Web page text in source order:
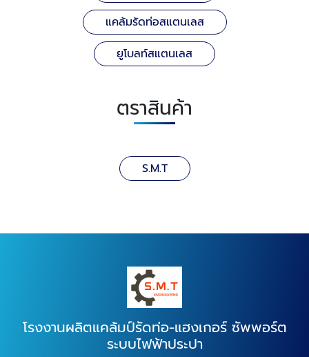
แคล้มรัดท่อสแตนเลส
ยูโบลท์สแตนเลส
ตราสินค้า
S.M.T
โรงงานผลิตแคล้มป์รัดท่อ-แฮงเกอร์ ซัพพอร์ต
ระบบไฟฟ้าประปา